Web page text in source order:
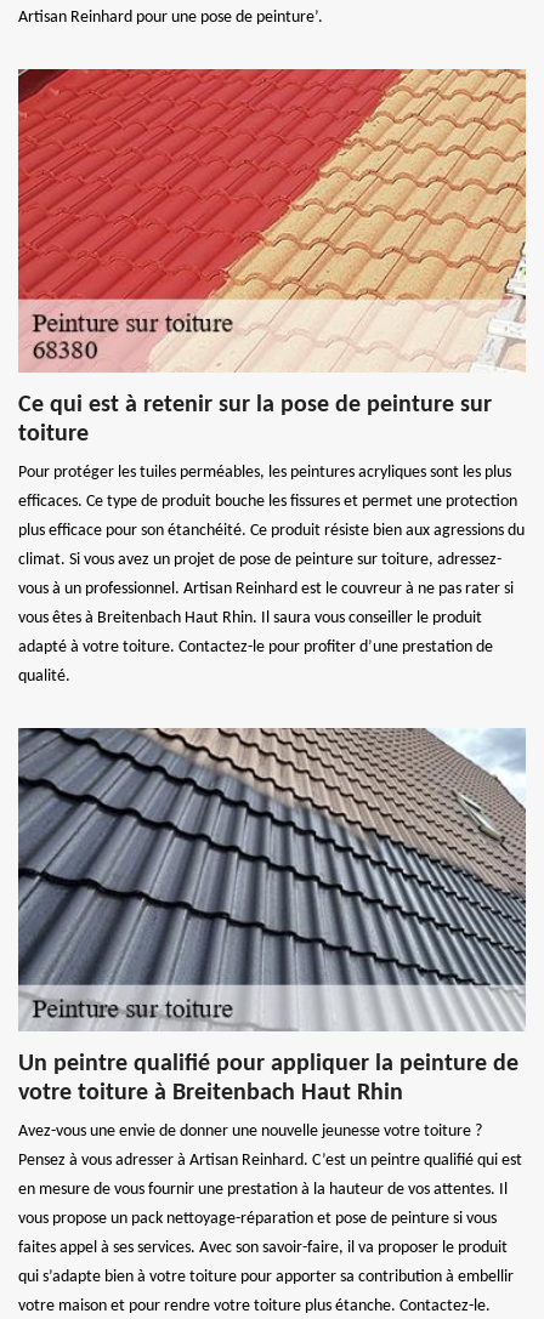
Artisan Reinhard pour une pose de peinture’.
Ce qui est à retenir sur la pose de peinture sur
toiture
Pour protéger les tuiles perméables, les peintures acryliques sont les plus
efficaces. Ce type de produit bouche les fissures et permet une protection
plus efficace pour son étanchéité. Ce produit résiste bien aux agressions du
climat. Si vous avez un projet de pose de peinture sur toiture, adressez-
vous à un professionnel. Artisan Reinhard est le couvreur à ne pas rater si
vous êtes à Breitenbach Haut Rhin. Il saura vous conseiller le produit
adapté à votre toiture. Contactez-le pour profiter d’une prestation de
qualité.
Un peintre qualifié pour appliquer la peinture de
votre toiture à Breitenbach Haut Rhin
Avez-vous une envie de donner une nouvelle jeunesse votre toiture ?
Pensez à vous adresser à Artisan Reinhard. C’est un peintre qualifié qui est
en mesure de vous fournir une prestation à la hauteur de vos attentes. Il
vous propose un pack nettoyage-réparation et pose de peinture si vous
faites appel à ses services. Avec son savoir-faire, il va proposer le produit
qui s’adapte bien à votre toiture pour apporter sa contribution à embellir
votre maison et pour rendre votre toiture plus étanche. Contactez-le.